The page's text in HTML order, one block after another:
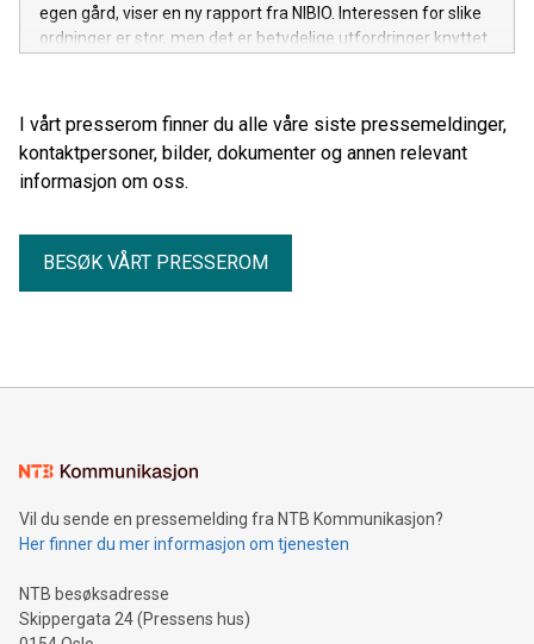
egen gård, viser en ny rapport fra NIBIO. Interessen for slike
ordninger er stor, men det er betydelige utfordringer knyttet
I vårt presserom finner du alle våre siste pressemeldinger,
kontaktpersoner, bilder, dokumenter og annen relevant
informasjon om oss.
BESØK VÅRT PRESSEROM
Vil du sende en pressemelding fra NTB Kommunikasjon?
Her finner du mer informasjon om tjenesten
NTB besøksadresse
Skippergata 24 (Pressens hus)